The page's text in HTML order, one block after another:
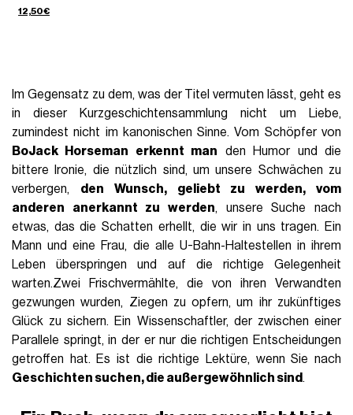
12,50€
Im Gegensatz zu dem, was der Titel vermuten lässt, geht es
in dieser Kurzgeschichtensammlung nicht um Liebe,
zumindest nicht im kanonischen Sinne. Vom Schöpfer von
BoJack Horseman erkennt man den Humor und die
bittere Ironie, die nützlich sind, um unsere Schwächen zu
verbergen, den Wunsch, geliebt zu werden, vom
anderen anerkannt zu werden, unsere Suche nach
etwas, das die Schatten erhellt, die wir in uns tragen. Ein
Mann und eine Frau, die alle U-Bahn-Haltestellen in ihrem
Leben überspringen und auf die richtige Gelegenheit
warten.Zwei Frischvermählte, die von ihren Verwandten
gezwungen wurden, Ziegen zu opfern, um ihr zukünftiges
Glück zu sichern. Ein Wissenschaftler, der zwischen einer
Parallele springt, in der er nur die richtigen Entscheidungen
getroffen hat. Es ist die richtige Lektüre, wenn Sie nach
Geschichten suchen, die außergewöhnlich sind .